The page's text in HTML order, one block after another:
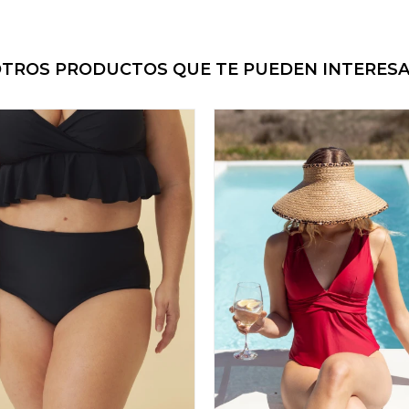
PRODUCTOS QUE TE PUEDEN